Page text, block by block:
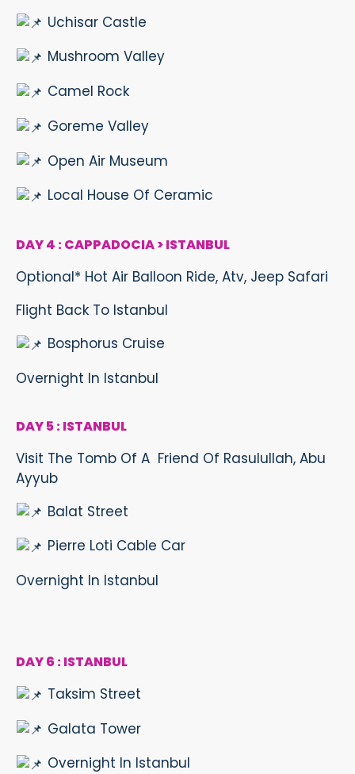
Uchisar Castle
Mushroom Valley
Camel Rock
Goreme Valley
Open Air Museum
Local House Of Ceramic
DAY 4 : CAPPADOCIA > ISTANBUL
Optional* Hot Air Balloon Ride, Atv, Jeep Safari
Flight Back To Istanbul
Bosphorus Cruise
Overnight In Istanbul
DAY 5 : ISTANBUL
Visit The Tomb Of A Friend Of Rasulullah, Abu
Ayyub
Balat Street
Pierre Loti Cable Car
Overnight In Istanbul
DAY 6 : ISTANBUL
Taksim Street
Galata Tower
Overnight In Istanbul